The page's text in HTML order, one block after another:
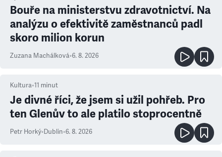
Bouře na ministerstvu zdravotnictví. Na
analýzu o efektivitě zaměstnanců padl
skoro milion korun
Zuzana Machálková•6. 8. 2026
Kultura•11 minut
Je divné říci, že jsem si užil pohřeb. Pro
ten Glenův to ale platilo stoprocentně
Petr Horký•Dublin•6. 8. 2026